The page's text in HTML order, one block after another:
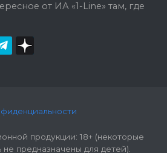
от ИА «1-Line» там, где
продукции: 18+ (некоторые
предназначены для детей).